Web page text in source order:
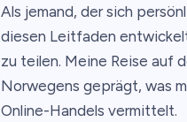
Als jemand, der sich
diesen Leitfaden
zu teilen. Meine Reise auf
Norwegens geprägt, was
Online-Handels vermittelt.